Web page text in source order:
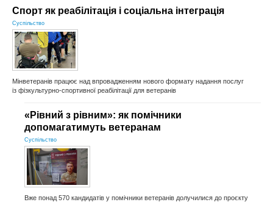
Спорт як реабілітація і соціальна інтеграція
Суспільство
Мінветеранів працює над впровадженням нового формату надання послуг
із фізкультурно-спортивної реабілітації для ветеранів
«Рівний з рівним»: як помічники
допомагатимуть ветеранам
Суспільство
Вже понад 570 кандидатів у помічники ветеранів долучилися до проєкту